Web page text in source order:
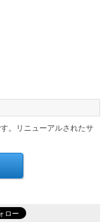
。リニューアルされたサ